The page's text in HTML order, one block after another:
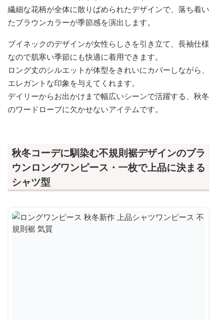
繊細な花柄が全体に散りばめられたデザインで、落ち着い
たブラウンカラーが季節感を演出します。
ブイネックのデザインが女性らしさを引き立て、長袖仕様
なので肌寒い季節にも快適に着用できます。
ロング丈のシルエットが体型をきれいにカバーしながら、
エレガントな印象を与えてくれます。
デイリーからお出かけまで幅広いシーンで活躍する、秋冬
のワードローブに欠かせないアイテムです。
秋冬コーデに馴染む不規則裾デザインのブラ
ウンロングワンピース・一枚で上品に決まる
シャツ型